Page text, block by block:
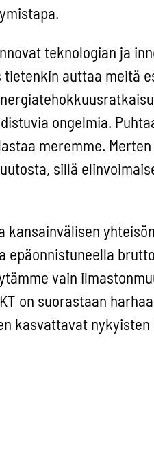
teknologian ja
auttaa meitä
ongelmia.
meremme.
sillä
epäonnistuneella
vain
on suorastaan
kasvattavat nykyisten